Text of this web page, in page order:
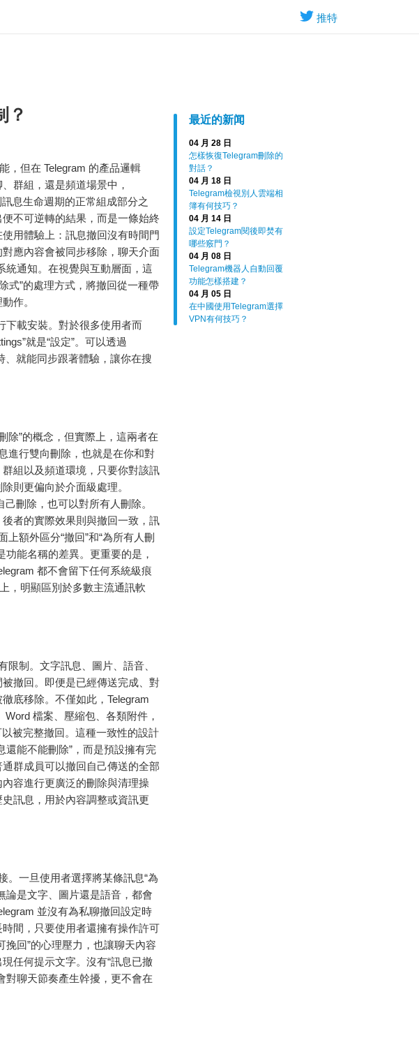
推特
最近的新闻
04 月 28 日
怎樣恢復Telegram刪除的
對話？
04 月 18 日
Telegram檢視別人雲端相
簿有何技巧？
04 月 14 日
設定Telegram閱後即焚有
哪些竅門？
04 月 08 日
Telegram機器人自動回覆
功能怎樣搭建？
04 月 05 日
在中國使用Telegram選擇
VPN有何技巧？
？
，但在 Telegram 的產品邏輯
群組，還是頻道場景中，
息生命週期的正常組成部分之
不可逆轉的結果，而是一條始終
用體驗上：訊息撤回沒有時間門
應內容會被同步移除，聊天介面
統通知。在視覺與互動層面，這
式”的處理方式，將撤回從一種帶
作。
載安裝。對於很多使用者而
就是“設定”。可以透過
就能同步跟著體驗，讓你在搜
除”的概念，但實際上，這兩者在
進行雙向刪除，也就是在你和對
組以及頻道環境，只要你對該訊
則更偏向於介面級處理。
刪除，也可以對所有人刪除。
者的實際效果則與撤回一致，訊
額外區分“撤回”和“為所有人刪
能名稱的差異。更重要的是，
都不會留下任何系統級痕
，明顯區別於多數主流通訊軟
限制。文字訊息、圖片、語音、
撤回。即便是已經傳送完成、對
底移除。不僅如此，Telegram
檔案、壓縮包、各類附件，
被完整撤回。這種一致性的設計
還能不能刪除”，而是預設擁有完
群成員可以撤回自己傳送的全部
容進行更廣泛的刪除與清理操
訊息，用於內容調整或資訊更
。一旦使用者選擇將某條訊息“為
論是文字、圖片還是語音，都會
並沒有為私聊撤回設定時
間，只要使用者還擁有操作許可
回”的心理壓力，也讓聊天內容
任何提示文字。沒有“訊息已撤
對聊天節奏產生幹擾，更不會在